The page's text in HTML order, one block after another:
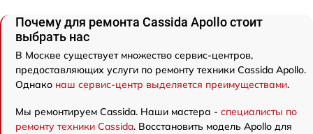
Почему для ремонта Cassida Apollo стоит
выбрать нас
В Москве существует множество сервис-центров,
предоставляющих услуги по ремонту техники Cassida Apollo.
Однако наш сервис-центр выделяется преимуществами.
Мы ремонтируем Cassida. Наши мастера - специалисты по
ремонту техники Cassida. Восстановить модель Apollo для